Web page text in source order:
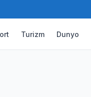
Turizm Dunyo